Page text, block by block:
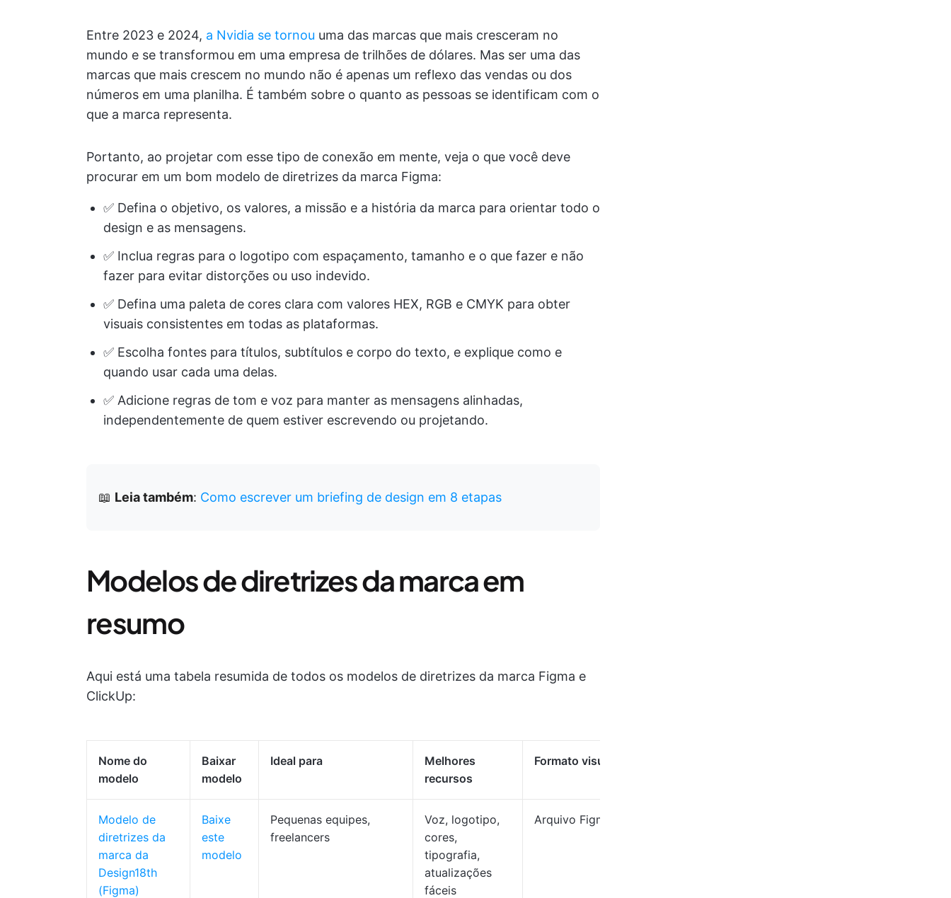
Entre 2023 e 2024, a Nvidia se tornou uma das marcas que mais cresceram no
mundo e se transformou em uma empresa de trilhões de dólares. Mas ser uma das
marcas que mais crescem no mundo não é apenas um reflexo das vendas ou dos
números em uma planilha. É também sobre o quanto as pessoas se identificam com o
que a marca representa.
Portanto, ao projetar com esse tipo de conexão em mente, veja o que você deve
procurar em um bom modelo de diretrizes da marca Figma:
✅ Defina o objetivo, os valores, a missão e a história da marca para orientar todo o
design e as mensagens.
✅ Inclua regras para o logotipo com espaçamento, tamanho e o que fazer e não
fazer para evitar distorções ou uso indevido.
✅ Defina uma paleta de cores clara com valores HEX, RGB e CMYK para obter
visuais consistentes em todas as plataformas.
✅ Escolha fontes para títulos, subtítulos e corpo do texto, e explique como e
quando usar cada uma delas.
✅ Adicione regras de tom e voz para manter as mensagens alinhadas,
independentemente de quem estiver escrevendo ou projetando.
📖 Leia também: Como escrever um briefing de design em 8 etapas
Modelos de diretrizes da marca em
resumo
Aqui está uma tabela resumida de todos os modelos de diretrizes da marca Figma e
ClickUp:
Nome do
modelo
Baixar
modelo
Ideal para
Melhores
recursos
Formato visual
Modelo de
diretrizes da
marca da
Design18th
(Figma)
Baixe
este
modelo
Pequenas equipes,
freelancers
Voz, logotipo,
cores,
tipografia,
atualizações
fáceis
Arquivo Figma